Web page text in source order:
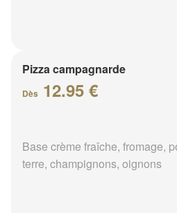
Pizza campagnarde
Dès 12.95 €
Base crème fraîche, fromage,
terre, champignons, oignons